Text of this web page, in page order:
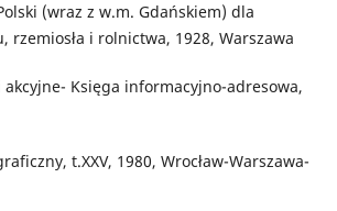
(wraz z w.m. Gdańskiem) dla
rzemiosła i rolnictwa, 1928, Warszawa
akcyjne- Księga informacyjno-adresowa,
t.XXV, 1980, Wrocław-Warszawa-